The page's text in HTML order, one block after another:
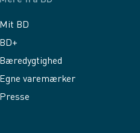
Mit BD
BD+
Bæredygtighed
Egne varemærker
Presse